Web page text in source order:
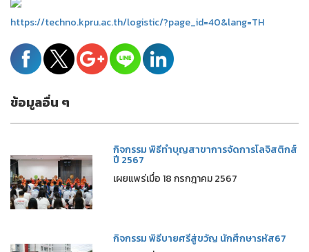
https://techno.kpru.ac.th/logistic/?page_id=40&lang=TH
ข้อมูลอื่น ๆ
กิจกรรม พิธีทำบุญสาขาการจัดการโลจิสติกส์
ปี 2567
เผยแพร่เมื่อ 18 กรกฎาคม 2567
กิจกรรม พิธีบายศรีสู่ขวัญ นักศึกษารหัส67